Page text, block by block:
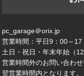
pc_garage＠orix.jp
営業時間：平日9：00～17
土日・祝日・年末年始（
営業時間外のお問い合わ
翌営業時間内となります。